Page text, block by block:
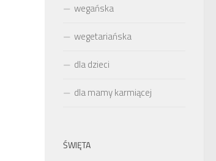
wegańska
wegetariańska
dla dzieci
dla mamy karmiącej
ŚWIĘTA